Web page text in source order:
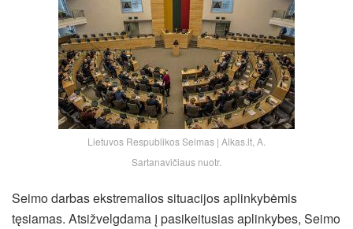
Lietuvos Respublikos Seimas | Alkas.lt, A.
Sartanavičiaus nuotr.
Seimo darbas ekstremalios situacijos aplinkybėmis
tęsiamas. Atsižvelgdama į pasikeitusias aplinkybes, Seimo